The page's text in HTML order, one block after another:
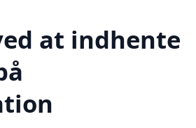
at indhente